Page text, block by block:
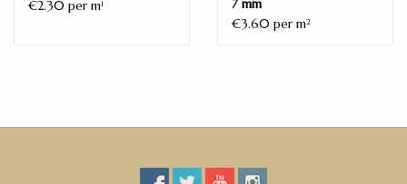
€2.30 per m1
7 mm
€3.60 per m2